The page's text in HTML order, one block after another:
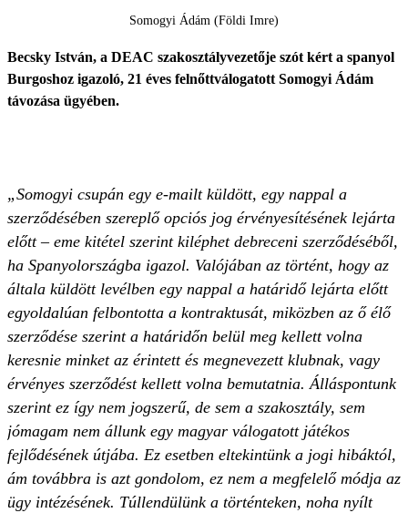
Somogyi Ádám (Földi Imre)
Becsky István, a DEAC szakosztályvezetője szót kért a spanyol
Burgoshoz igazoló, 21 éves felnőttválogatott Somogyi Ádám
távozása ügyében.
„Somogyi csupán egy e-mailt küldött, egy nappal a
szerződésében szereplő opciós jog érvényesítésének lejárta
előtt – eme kitétel szerint kiléphet debreceni szerződéséből,
ha Spanyolországba igazol. Valójában az történt, hogy az
általa küldött levélben egy nappal a határidő lejárta előtt
egyoldalúan felbontotta a kontraktusát, miközben az ő élő
szerződése szerint a határidőn belül meg kellett volna
keresnie minket az érintett és megnevezett klubnak, vagy
érvényes szerződést kellett volna bemutatnia. Álláspontunk
szerint ez így nem jogszerű, de sem a szakosztály, sem
jómagam nem állunk egy magyar válogatott játékos
fejlődésének útjába. Ez esetben eltekintünk a jogi hibáktól,
ám továbbra is azt gondolom, ez nem a megfelelő módja az
ügy intézésének. Túllendülünk a történteken, noha nyílt